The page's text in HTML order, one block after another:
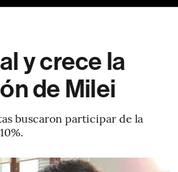
y crece la
de Milei
buscaron participar de la